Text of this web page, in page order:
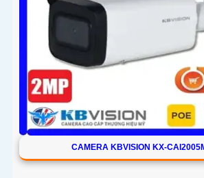
CAMERA KBVISION KX-